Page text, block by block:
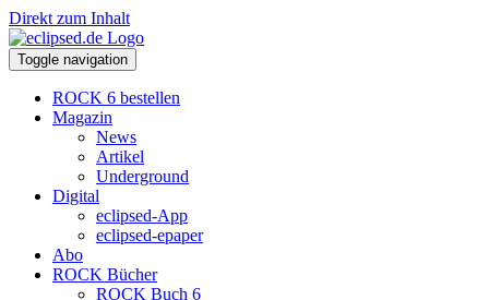
Direkt zum Inhalt
Toggle navigation
ROCK 6 bestellen
Magazin
News
Artikel
Underground
Digital
eclipsed-App
eclipsed-epaper
Abo
ROCK Bücher
ROCK Buch 6